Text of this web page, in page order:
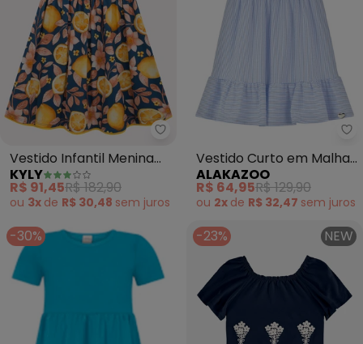
Kyly - Vestido Infantil Menina
Vestido Infantil Menina
em Cotton (Azul)
KYLY
R$ 91,45R$ 182,90
ou 3x de R$ 30,48 sem juros
Vestido Curto em Malha
de Algodão (Azul)
ALAKAZOO
R$ 64,95R$ 129,90
ou 2x de R$ 32,47 sem juros
-30% -23% NEW